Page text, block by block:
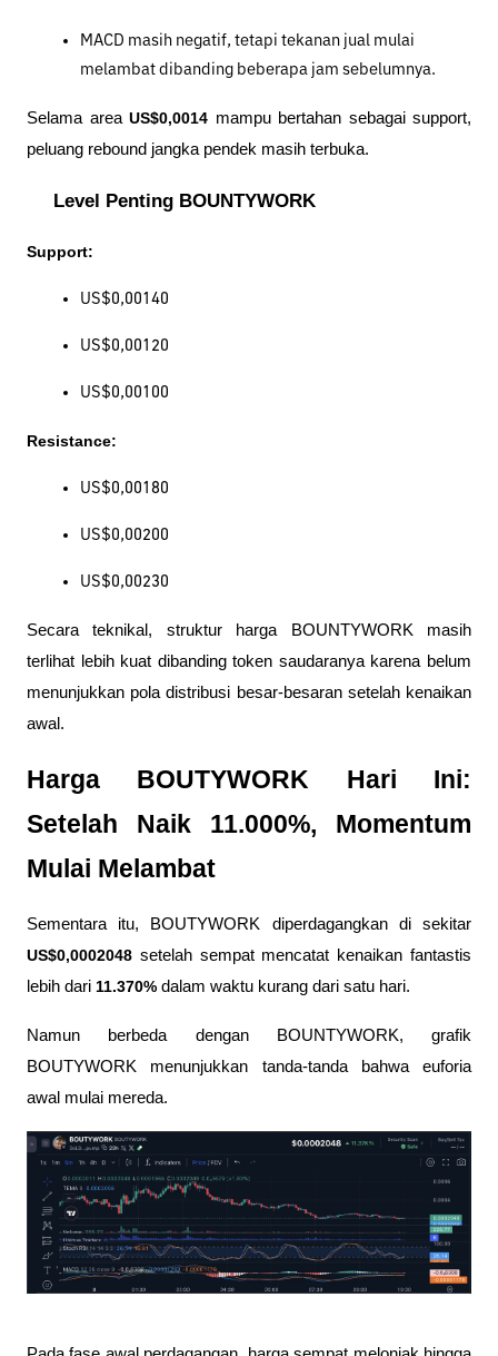
MACD masih negatif, tetapi tekanan jual mulai
melambat dibanding beberapa jam sebelumnya.
Selama area US$0,0014 mampu bertahan sebagai support,
peluang rebound jangka pendek masih terbuka.
Level Penting BOUNTYWORK
Support:
US$0,00140
US$0,00120
US$0,00100
Resistance:
US$0,00180
US$0,00200
US$0,00230
Secara teknikal, struktur harga BOUNTYWORK masih
terlihat lebih kuat dibanding token saudaranya karena belum
menunjukkan pola distribusi besar-besaran setelah kenaikan
awal.
Harga BOUTYWORK Hari Ini:
Setelah Naik 11.000%, Momentum
Mulai Melambat
US$0,0002048 setelah sempat mencatat kenaikan fantastis
lebih dari 11.370% dalam waktu kurang dari satu hari.
Namun berbeda dengan BOUNTYWORK, grafik
BOUTYWORK menunjukkan tanda-tanda bahwa euforia
awal mulai mereda.